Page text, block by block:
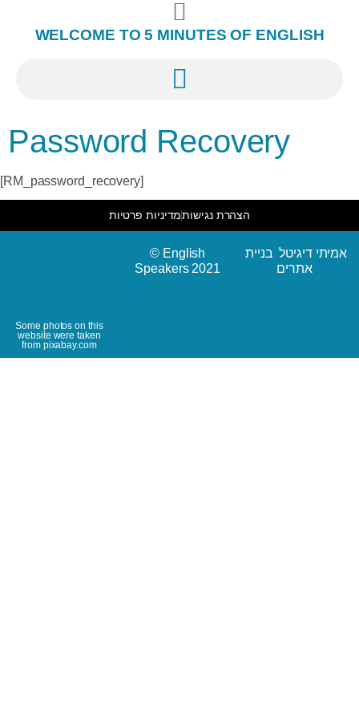
WELCOME TO 5 MINUTES OF ENGLISH
Password Recovery
[RM_password_recovery]
מדיניות פרטיותהצהרת נגישות
© English
Speakers 2021
אמיתי דיגיטל בניית
אתרים
Some photos on this
website were taken
from pixabay.com